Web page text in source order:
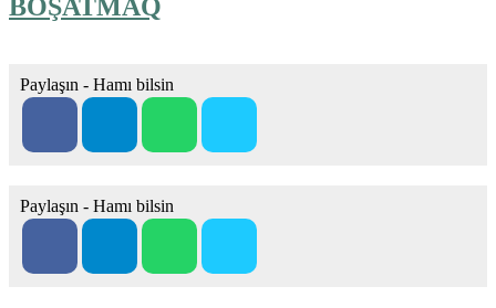
BOŞATMAQ
Paylaşın - Hamı bilsin
Paylaşın - Hamı bilsin